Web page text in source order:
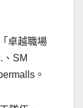
卓越職場
、SM
。